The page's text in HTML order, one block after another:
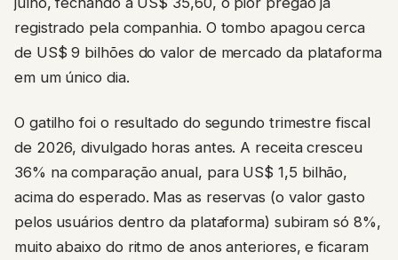
registrado pela companhia. O tombo apagou cerca
de US$ 9 bilhões do valor de mercado da plataforma
em um único dia.
O gatilho foi o resultado do segundo trimestre fiscal
de 2026, divulgado horas antes. A receita cresceu
36% na comparação anual, para US$ 1,5 bilhão,
acima do esperado. Mas as reservas (o valor gasto
pelos usuários dentro da plataforma) subiram só 8%,
muito abaixo do ritmo de anos anteriores, e ficaram